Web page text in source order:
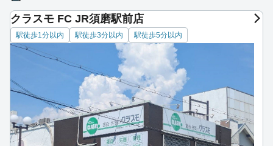
クラスモ FC JR須磨駅前店
駅徒歩1分以内 駅徒歩3分以内 駅徒歩5分以内